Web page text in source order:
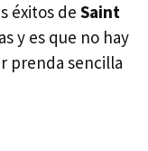
éxitos de Saint
y es que no hay
prenda sencilla